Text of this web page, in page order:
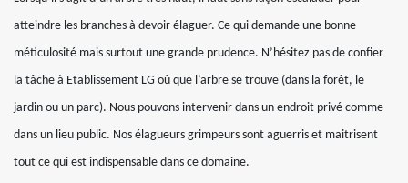
atteindre les branches à devoir élaguer. Ce qui demande une bonne
méticulosité mais surtout une grande prudence. N’hésitez pas de confier
la tâche à Etablissement LG où que l’arbre se trouve (dans la forêt, le
jardin ou un parc). Nous pouvons intervenir dans un endroit privé comme
dans un lieu public. Nos élagueurs grimpeurs sont aguerris et maitrisent
tout ce qui est indispensable dans ce domaine.